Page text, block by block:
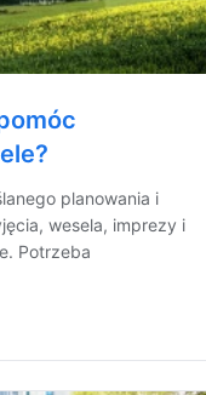
planowania i
wesela, imprezy i
Potrzeba